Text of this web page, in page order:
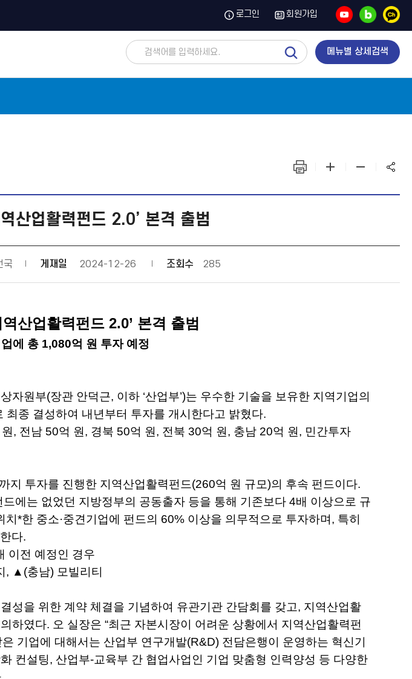
로그인 회원가입
유
튜
브
블
로
그
카
카
오
채
널
메뉴별 상세검색
통
합
검
화
면
면
면
산업활력펀드 2.0’ 본격 출범
국 게재일 2024-12-26 조회수 285